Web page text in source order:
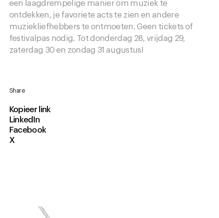
een laagdrempelige manier om muziek te
ontdekken, je favoriete acts te zien en andere
muziekliefhebbers te ontmoeten. Geen tickets of
festivalpas nodig. Tot donderdag 28, vrijdag 29,
zaterdag 30 en zondag 31 augustus!
Share
Kopieer link
LinkedIn
Facebook
X